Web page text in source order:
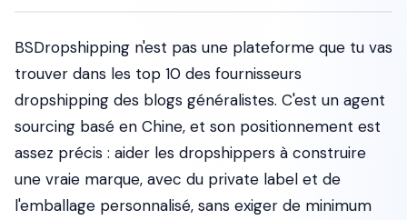
BSDropshipping n'est pas une plateforme que tu vas
trouver dans les top 10 des fournisseurs
dropshipping des blogs généralistes. C'est un agent
sourcing basé en Chine, et son positionnement est
assez précis : aider les dropshippers à construire
une vraie marque, avec du private label et de
l'emballage personnalisé, sans exiger de minimum